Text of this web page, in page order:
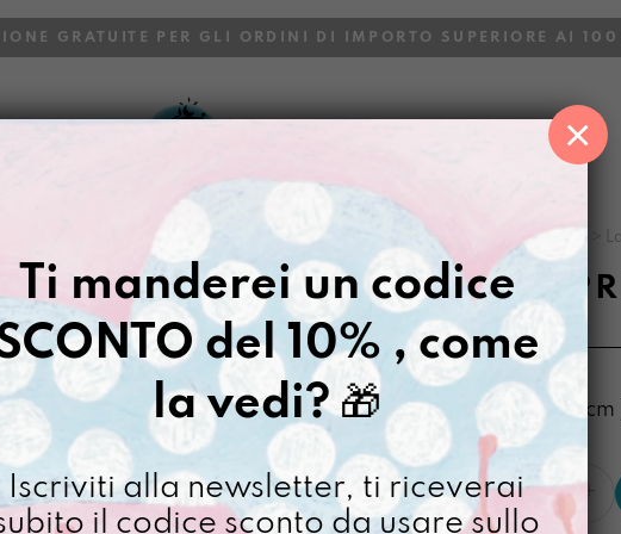
GRATUITE PER GLI ORDINI DI IMPORTO SUPERIORE AI 100
Gazpacho Shopping grande
LA GIULIANA
€68,00
[ Borse Shopper: 30 x 34 x 16cm ]
La
Giuliana
Ti manderei un codice
del 10% , come
la vedi?🎁
Iscriviti alla newsletter, ti riceverai
il codice sconto da usare sullo
×